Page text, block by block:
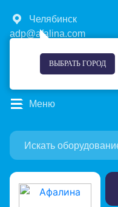
Челябинск
ВЫБРАТЬ ГОРОД
adp@afalina.com
УВАЖАЕМЫЕ КЛИЕНТЫ!
КУРСОМ ВАЛЮТ, ЦЕНЫ
УТОЧНЯТЬ
Меню